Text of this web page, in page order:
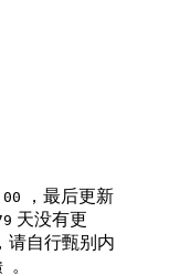
，最后更新
天没有更
，请自行甄别内
。